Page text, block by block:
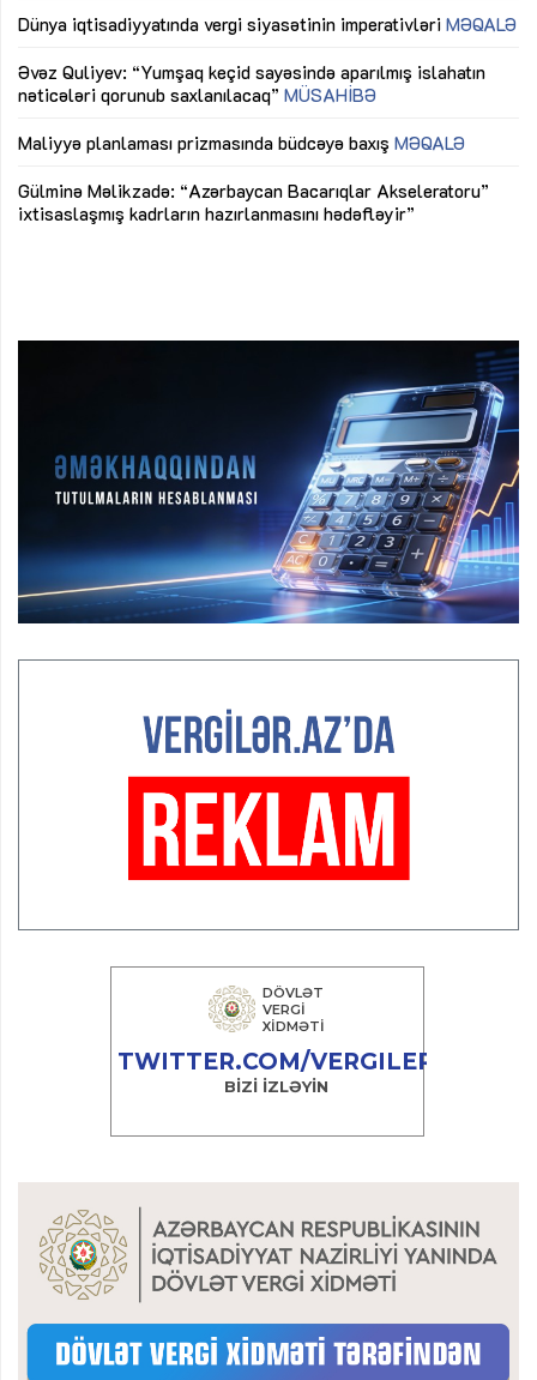
Dünya iqtisadiyyatında vergi siyasətinin imperativləri MƏQALƏ
Əvəz Quliyev: “Yumşaq keçid sayəsində aparılmış islahatın
nəticələri qorunub saxlanılacaq” MÜSAHİBƏ
Maliyyə planlaması prizmasında büdcəyə baxış MƏQALƏ
Gülminə Məlikzadə: “Azərbaycan Bacarıqlar Akseleratoru”
ixtisaslaşmış kadrların hazırlanmasını hədəfləyir”